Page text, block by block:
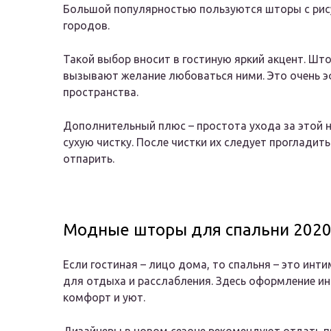
Большой популярностью пользуются шторы с
городов.
Такой выбор вносит в гостиную яркий акцент.
вызывают желание любоваться ними. Это очень
пространства.
Дополнительный плюс – простота ухода за этой
сухую чистку. После чистки их следует
отпарить.
Модные шторы для спальни 2020
Если гостиная – лицо дома, то спальня – это
для отдыха и расслабления. Здесь оформление
комфорт и уют.